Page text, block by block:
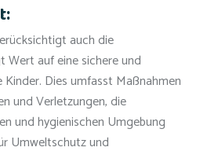
auch die
auf eine sichere und
Dies umfasst Maßnahmen
und Verletzungen, die
und hygienischen Umgebung
Umweltschutz und